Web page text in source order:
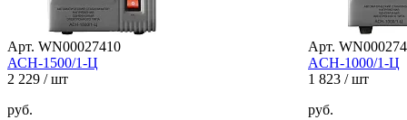
Арт. WN00027410
АСН-1500/1-Ц
2 229 / шт
руб.
Арт.
ACH-1000/1-Ц
1 823 / шт
руб.